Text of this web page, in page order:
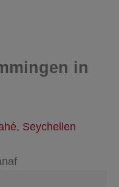
in
Seychellen